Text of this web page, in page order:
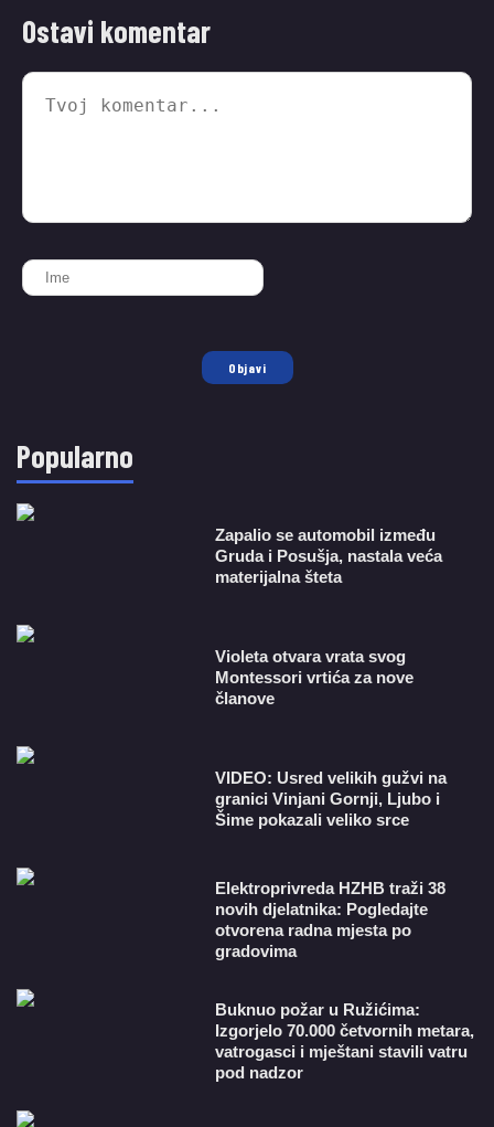
Ostavi komentar
Objavi
Popularno
Zapalio se automobil između
Gruda i Posušja, nastala veća
materijalna šteta
Violeta otvara vrata svog
Montessori vrtića za nove
članove
VIDEO: Usred velikih gužvi na
granici Vinjani Gornji, Ljubo i
Šime pokazali veliko srce
​Elektroprivreda HZHB traži 38
novih djelatnika: Pogledajte
otvorena radna mjesta po
gradovima
Buknuo požar u Ružićima:
Izgorjelo 70.000 četvornih metara,
vatrogasci i mještani stavili vatru
pod nadzor